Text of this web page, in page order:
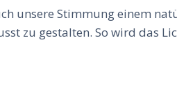
unsere Stimmung einem
zu gestalten. So wird das